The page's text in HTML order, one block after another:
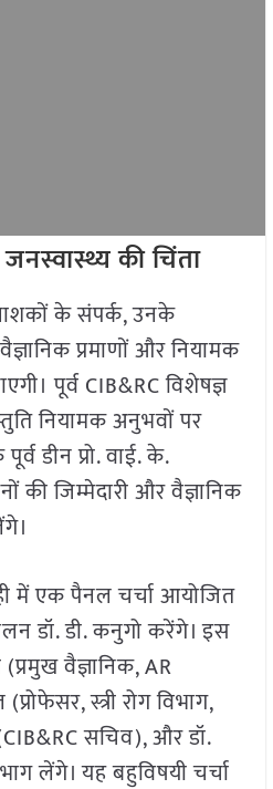
की चिंता
के संपर्क, उनके
प्रमाणों और नियामक
पूर्व CIB&RC विशेषज्ञ
नियामक अनुभवों पर
डीन प्रो. वाई. के.
की जिम्मेदारी और वैज्ञानिक
में एक पैनल चर्चा आयोजित
डॉ. डी. कनुगो करेंगे। इस
(प्रमुख वैज्ञानिक, AR
स्त्री रोग विभाग,
सचिव), और डॉ.
लेंगे। यह बहुविषयी चर्चा